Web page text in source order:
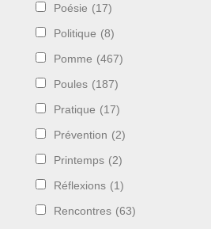
Poésie (17)
Politique (8)
Pomme (467)
Poules (187)
Pratique (17)
Prévention (2)
Printemps (2)
Réflexions (1)
Rencontres (63)